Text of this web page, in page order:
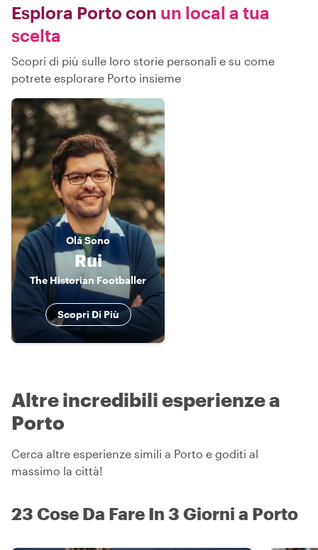
Esplora Porto con un local a tua
scelta
Scopri di più sulle loro storie personali e su come
potrete esplorare Porto insieme
OláSono
Rui
The Historian Footballer
Scopri Di Più
Altre incredibili esperienze a
Porto
Cerca altre esperienze simili a Porto e goditi al
massimo la città!
23 Cose Da Fare In 3 Giorni a Porto